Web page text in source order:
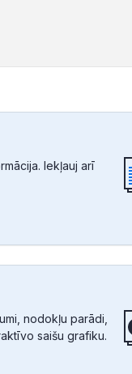
Iekļauj arī
nodokļu parādi,
saišu grafiku.